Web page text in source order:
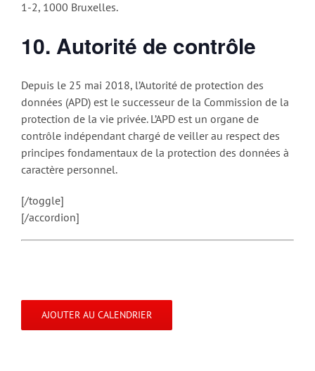
1-2, 1000 Bruxelles.
10. Autorité de contrôle
Depuis le 25 mai 2018, l’Autorité de protection des
données (APD) est le successeur de la Commission de la
protection de la vie privée. L’APD est un organe de
contrôle indépendant chargé de veiller au respect des
principes fondamentaux de la protection des données à
caractère personnel.
[/toggle]
[/accordion]
AJOUTER AU CALENDRIER